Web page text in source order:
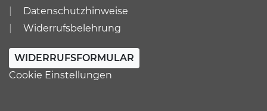
Datenschutzhinweise
Widerrufsbelehrung
WIDERRUFSFORMULAR
Cookie Einstellungen